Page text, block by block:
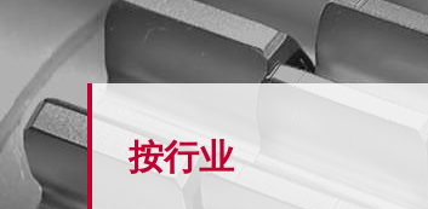
按行业